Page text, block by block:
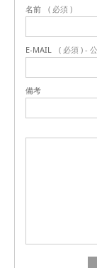
名前 ( 必須 )
E-MAIL ( 必須 ) -
備考